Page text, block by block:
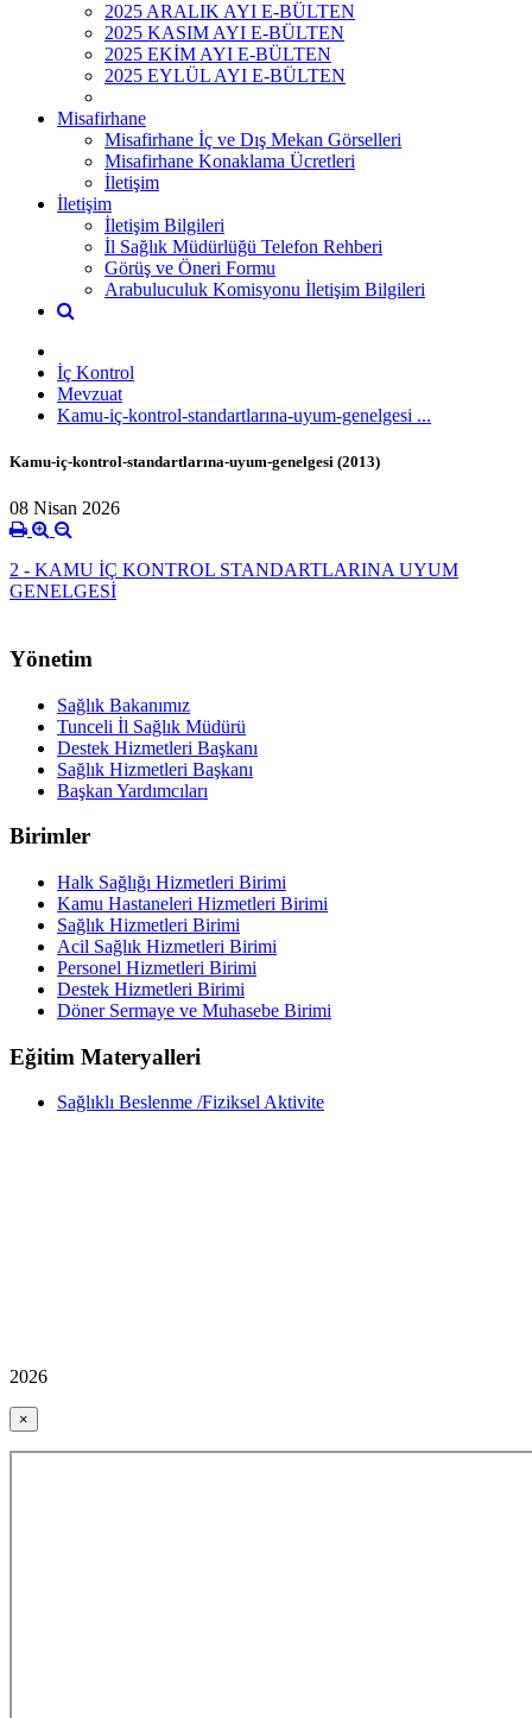
2025 ARALIK AYI E-BÜLTEN
2025 KASIM AYI E-BÜLTEN
2025 EKİM AYI E-BÜLTEN
2025 EYLÜL AYI E-BÜLTEN
Misafirhane
Misafirhane İç ve Dış Mekan Görselleri
Misafirhane Konaklama Ücretleri
İletişim
İletişim
İletişim Bilgileri
İl Sağlık Müdürlüğü Telefon Rehberi
Görüş ve Öneri Formu
Arabuluculuk Komisyonu İletişim Bilgileri
İç Kontrol
Mevzuat
Kamu-iç-kontrol-standartlarına-uyum-genelgesi ...
Kamu-iç-kontrol-standartlarına-uyum-genelgesi (2013)
08 Nisan 2026
2 - KAMU İÇ KONTROL STANDARTLARINA UYUM
GENELGESİ
Yönetim
Sağlık Bakanımız
Tunceli İl Sağlık Müdürü
Destek Hizmetleri Başkanı
Sağlık Hizmetleri Başkanı
Başkan Yardımcıları
Birimler
Halk Sağlığı Hizmetleri Birimi
Kamu Hastaneleri Hizmetleri Birimi
Sağlık Hizmetleri Birimi
Acil Sağlık Hizmetleri Birimi
Personel Hizmetleri Birimi
Destek Hizmetleri Birimi
Döner Sermaye ve Muhasebe Birimi
Eğitim Materyalleri
Sağlıklı Beslenme /Fiziksel Aktivite
2026
×